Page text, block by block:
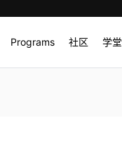
Programs 社区 学堂